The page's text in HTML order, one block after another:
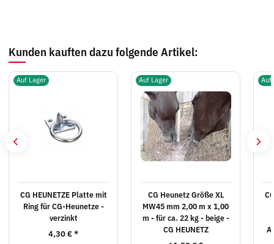
Kunden kauften dazu folgende Artikel:
Auf Lager
CG HEUNETZE Platte mit
Ring für CG-Heunetze -
verzinkt
4,30 €*
Auf Lager
CG Heunetz Größe XL
MW45 mm 2,00 m x 1,00
m - für ca. 22 kg - beige -
CG HEUNETZ
Auf